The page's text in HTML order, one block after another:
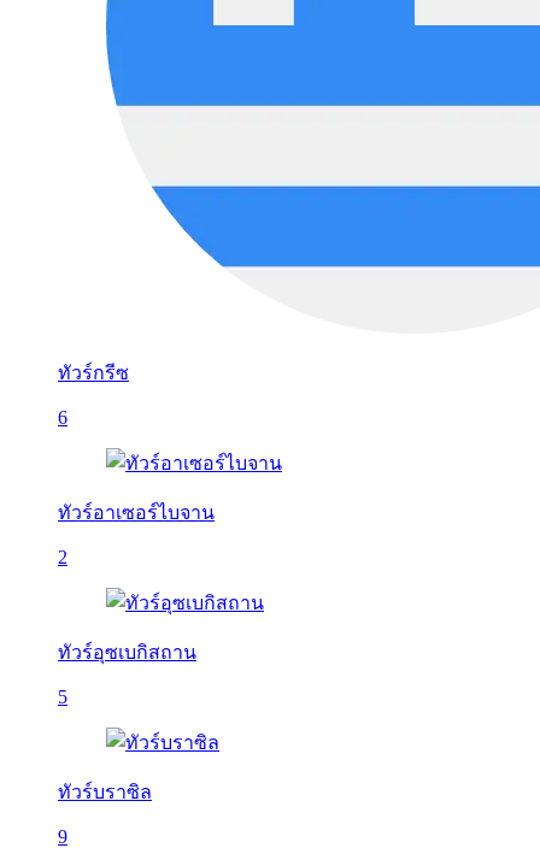
ทัวร์กรีซ
6
ทัวร์อาเซอร์ไบจาน
2
ทัวร์อุซเบกิสถาน
5
ทัวร์บราซิล
9